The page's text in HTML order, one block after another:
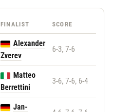
FINALIST SCORE
Alexander
Zverev
6-3, 7-6
Matteo
Berrettini
3-6, 7-6, 6-4
Jan-